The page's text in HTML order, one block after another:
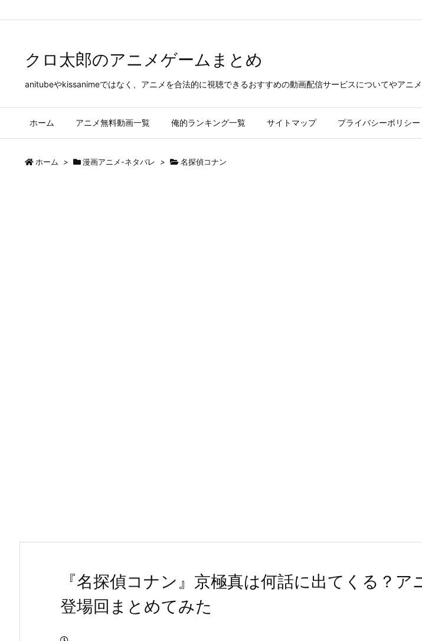
クロ太郎のアニメゲームまとめ
anitubeやkissanimeではなく、アニメを合法的に視聴できるおすすめの動画配信サービスについてやアニ
ホーム アニメ無料動画一覧 俺的ランキング一覧 サイトマップ プライバシーポリシー
ホーム > 漫画アニメ-ネタバレ > 名探偵コナン
『名探偵コナン』京極真は何話に出てくる？ア
登場回まとめてみた